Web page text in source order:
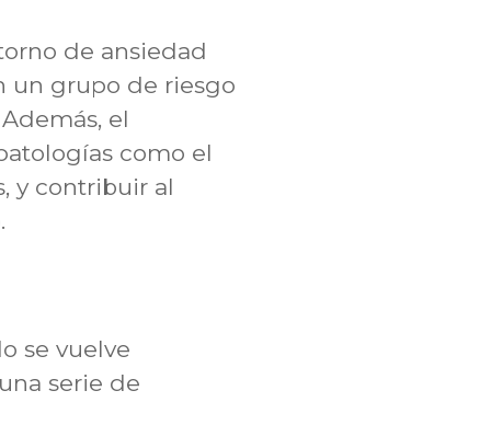
de ansiedad
un grupo de riesgo
el
como el
y contribuir al
se vuelve
serie de